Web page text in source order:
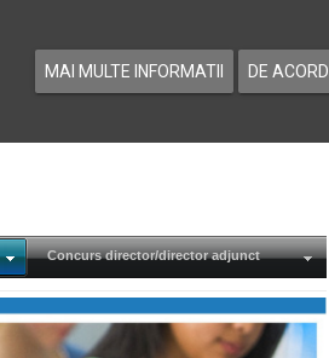
MAI MULTE INFORMATII DE ACORD
Concurs director/director adjunct